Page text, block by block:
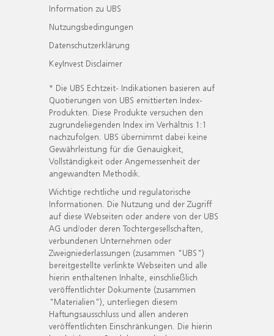
Information zu UBS
Nutzungsbedingungen
Datenschutzerklärung
KeyInvest Disclaimer
* Die UBS Echtzeit- Indikationen basieren auf
Quotierungen von UBS emittierten Index-
Produkten. Diese Produkte versuchen den
zugrundeliegenden Index im Verhältnis 1:1
nachzufolgen. UBS übernimmt dabei keine
Gewährleistung für die Genauigkeit,
Vollständigkeit oder Angemessenheit der
angewandten Methodik.
Wichtige rechtliche und regulatorische
Informationen. Die Nutzung und der Zugriff
auf diese Webseiten oder andere von der UBS
AG und/oder deren Tochtergesellschaften,
verbundenen Unternehmen oder
Zweigniederlassungen (zusammen "UBS")
bereitgestellte verlinkte Webseiten und alle
hierin enthaltenen Inhalte, einschließlich
veröffentlichter Dokumente (zusammen
"Materialien"), unterliegen diesem
Haftungsausschluss und allen anderen
veröffentlichten Einschränkungen. Die hierin